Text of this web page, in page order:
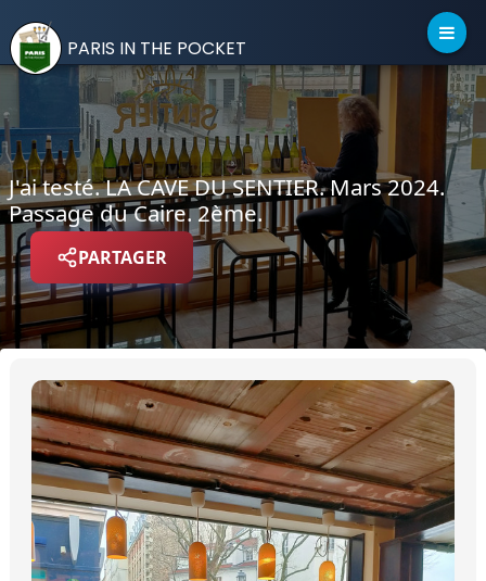
PARIS IN THE POCKET
J'ai testé. LA CAVE DU SENTIER. Mars 2024.
Passage du Caire. 2ème.
PARTAGER